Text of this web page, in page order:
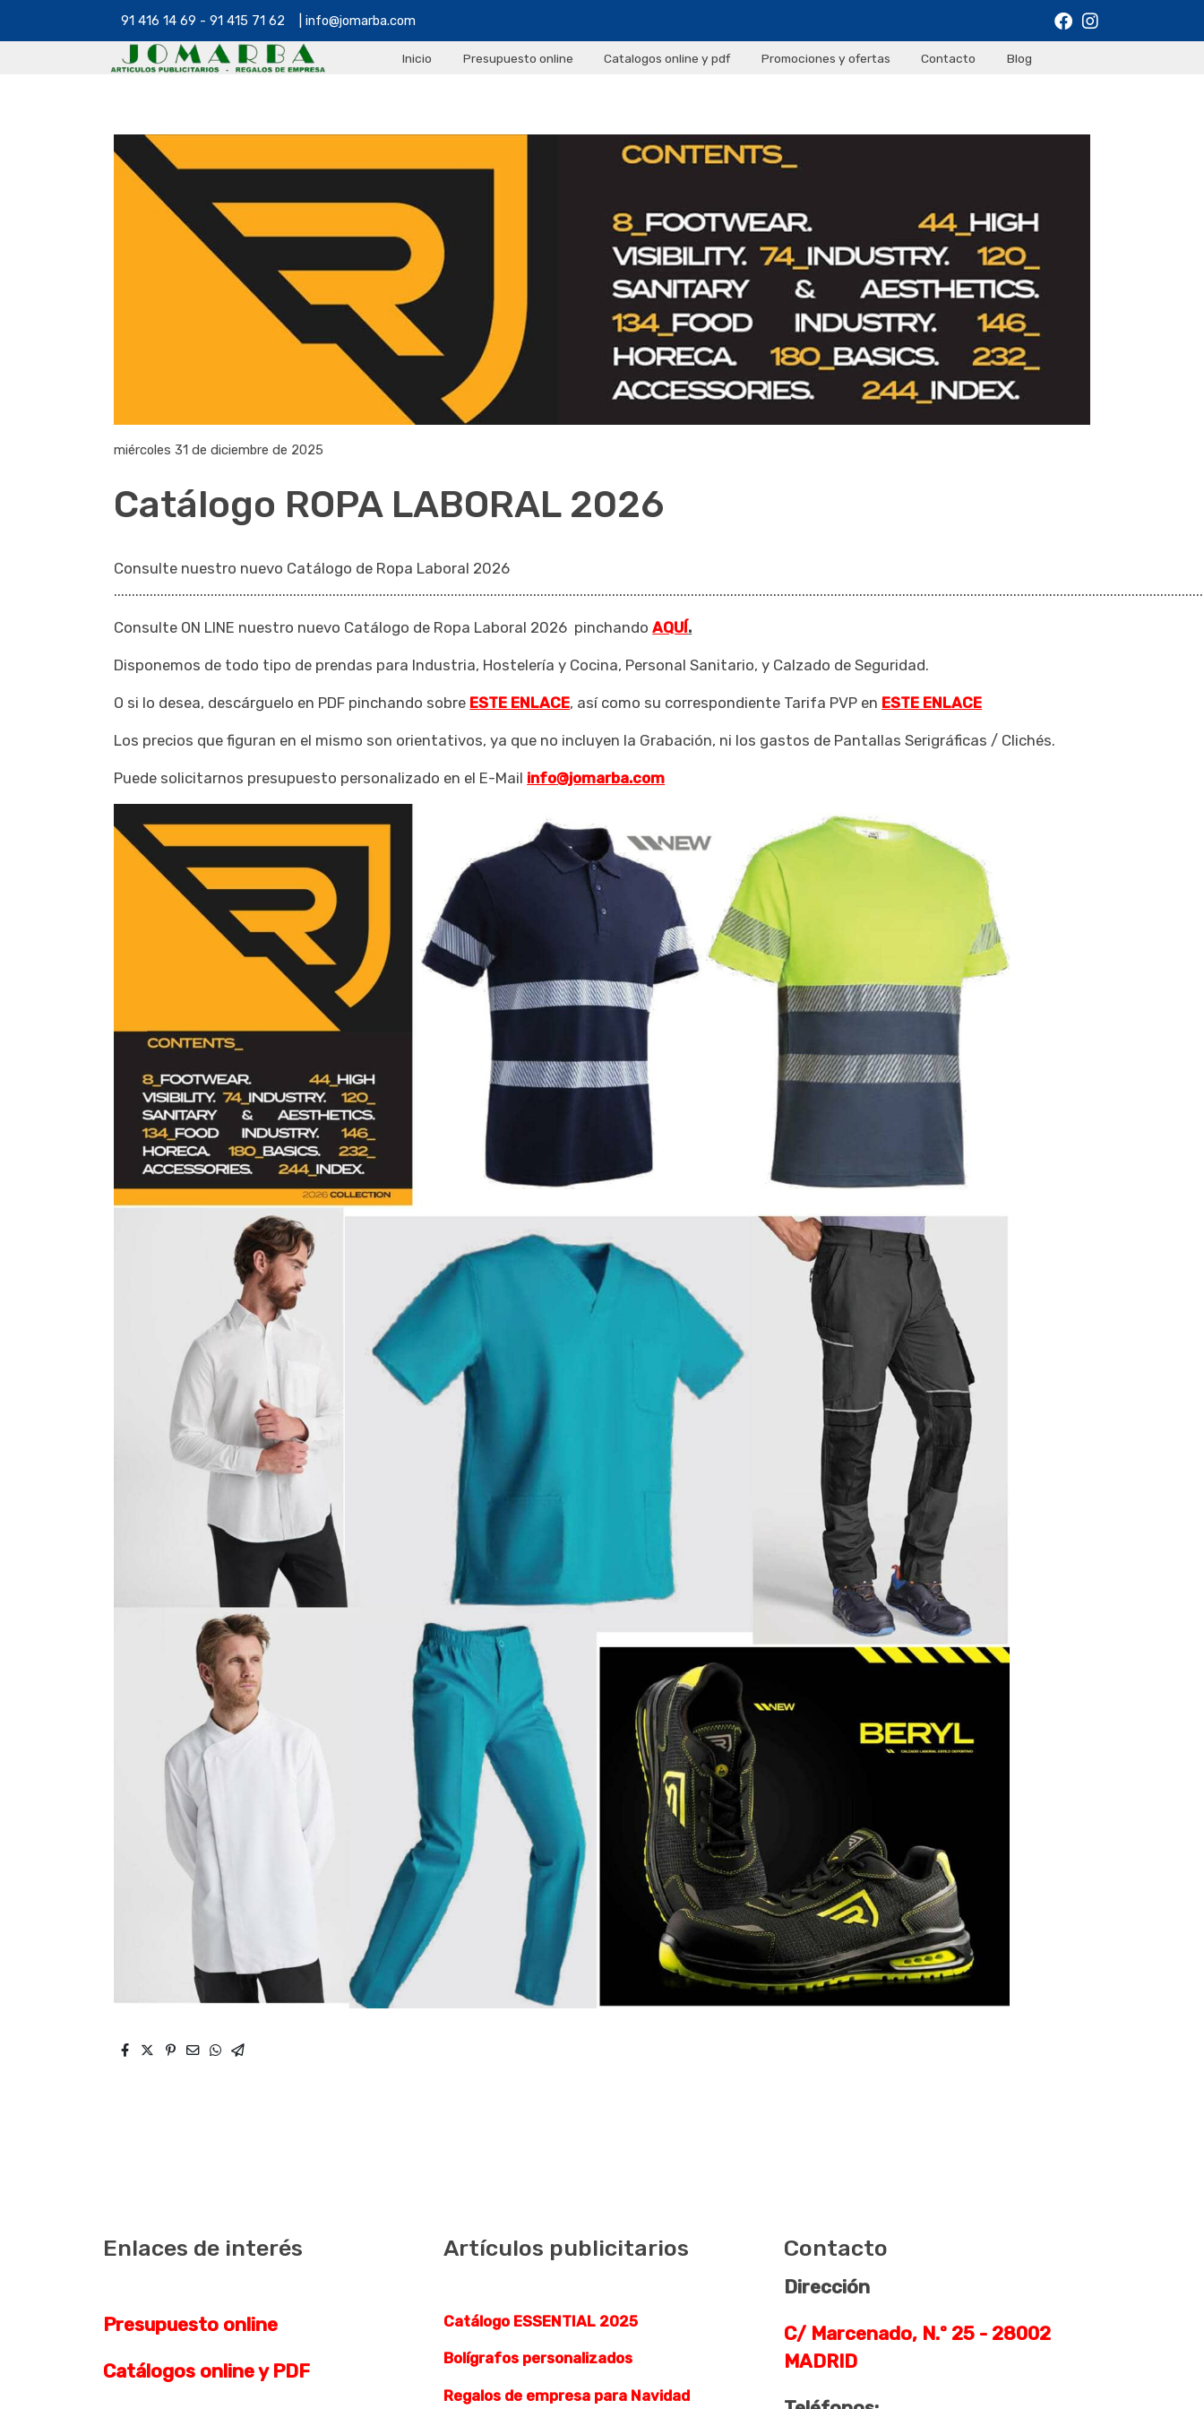
91 416 14 69 - 91 415 71 62 | info@jomarba.com
Inicio Presupuesto online Catalogos online y pdf Promociones y ofertas Contacto Blog
miércoles 31 de diciembre de 2025
Catálogo ROPA LABORAL 2026
Consulte nuestro nuevo Catálogo de Ropa Laboral 2026
Consulte ON LINE nuestro nuevo Catálogo de Ropa Laboral 2026 pinchandoAQUÍ.
Disponemos de todo tipo de prendas para Industria, Hostelería y Cocina, Personal Sanitario, y Calzado de Seguridad.
O si lo desea, descárguelo en PDF pinchando sobre ESTE ENLACE, así como su correspondiente Tarifa PVP en ESTE ENLACE
Los precios que figuran en el mismo son orientativos, ya que no incluyen la Grabación, ni los gastos de Pantallas Serigráficas / Clichés.
Puede solicitarnos presupuesto personalizado en el E-Mail info@jomarba.com
Enlaces de interés
Presupuesto online
Catálogos online y PDF
Artículos publicitarios
Catálogo ESSENTIAL 2025
Bolígrafos personalizados
Regalos de empresa para Navidad
Contacto
Dirección
C/ Marcenado, N.º 25 - 28002
MADRID